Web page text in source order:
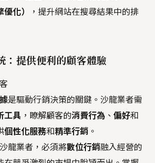
化）
，提升網站在搜尋結果中的排
：提供便利的顧客體驗
是驅動行銷決策的關鍵。沙龍業者需
工具 ，瞭解顧客的消費行為 、 偏好和
個性化服務和精準行銷 。
龍業者，必須將數位行銷融入經營的